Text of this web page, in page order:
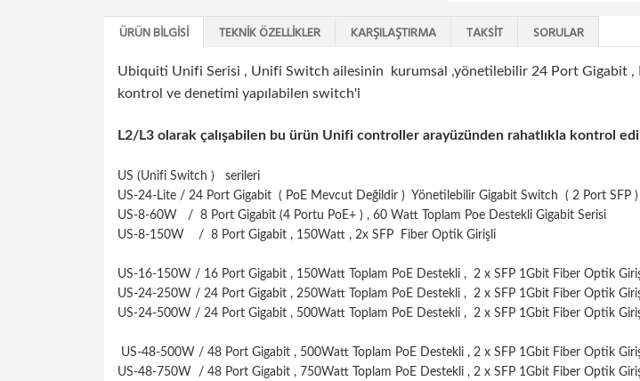
ÜRÜN BILGISI TEKNIK ÖZELLIKLER KARŞILAŞTIRMA TAKSIT SORULAR
Ubiquiti Unifi Serisi , Unifi Switch ailesinin kurumsal ,yönetilebilir 24 Port Gigabit ,
kontrol ve denetimi yapılabilen switch'i
L2/L3 olarak çalışabilen bu ürün Unifi controller arayüzünden rahatlıkla kontrol
US (Unifi Switch ) serileri
US-24-Lite / 24 Port Gigabit ( PoE Mevcut Değildir ) Yönetilebilir Gigabit Switch ( 2 Port SFP )
US-8-60W / 8 Port Gigabit (4 Portu PoE+ ) , 60 Watt Toplam Poe Destekli Gigabit Serisi
US-8-150W / 8 Port Gigabit , 150Watt , 2x SFP Fiber Optik Girişli
US-16-150W / 16 Port Gigabit , 150Watt Toplam PoE Destekli , 2 x SFP 1Gbit Fiber Optik
US-24-250W / 24 Port Gigabit , 250Watt Toplam PoE Destekli , 2 x SFP 1Gbit Fiber Optik
US-24-500W / 24 Port Gigabit , 500Watt Toplam PoE Destekli , 2 x SFP 1Gbit Fiber Optik
US-48-500W / 48 Port Gigabit , 500Watt Toplam PoE Destekli , 2 x SFP 1Gbit Fiber Optik
US-48-750W / 48 Port Gigabit , 750Watt Toplam PoE Destekli , 2 x SFP 1Gbit Fiber Optik